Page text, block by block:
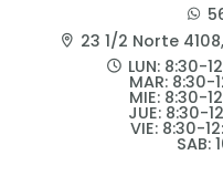
23 1/2 Norte
LUN: 8:30-
MAR: 8:30-
MIE: 8:30-
JUE: 8:30-
VIE: 8:30-
SAB: